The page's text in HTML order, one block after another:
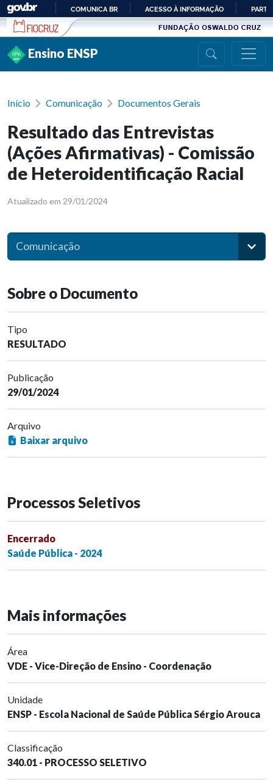
Ir para conteúdo
PARA
COMUNICA BR ACESSO À INFORMAÇÃO
Ensino ENSP
Início Comunicação Documentos Gerais
Resultado das Entrevistas
(Ações Afirmativas) - Comissão
de Heteroidentificação Racial
Atualizado em 29/01/2024
Comunicação
Sobre o Documento
Tipo
RESULTADO
Publicação
29/01/2024
Arquivo
Baixar arquivo
Processos Seletivos
Encerrado
Saúde Pública - 2024
Mais informações
Área
VDE - Vice-Direção de Ensino - Coordenação
Unidade
ENSP - Escola Nacional de Saúde Pública Sérgio Arouca
Classificação
340.01 - PROCESSO SELETIVO